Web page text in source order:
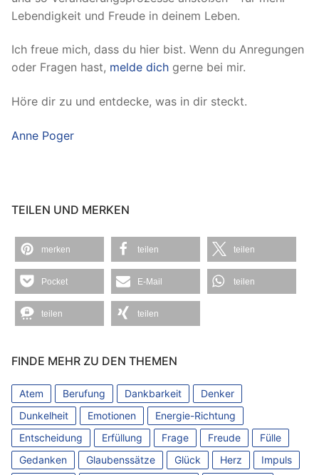
Lebendigkeit und Freude in deinem Leben.
Ich freue mich, dass du hier bist. Wenn du Anregungen
oder Fragen hast, melde dich gerne bei mir.
Höre dir zu und entdecke, was in dir steckt.
Anne Poger
TEILEN UND MERKEN
merken teilen teilen
Pocket E-Mail teilen
teilen teilen
FINDE MEHR ZU DEN THEMEN
Atem Berufung Dankbarkeit
Denker
Dunkelheit
Emotionen
Energie-Richtung
Entscheidung
Erfüllung Frage Freude
Fülle
Gedanken
Glaubenssätze Glück Herz
Impuls